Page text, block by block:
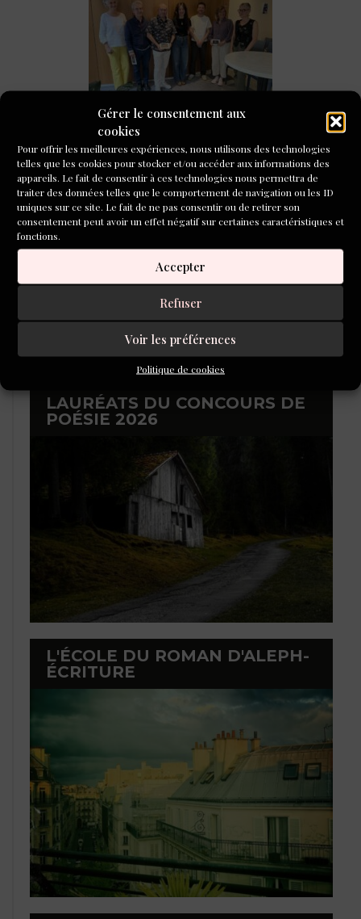
Gérer le consentement aux
cookies
Pour offrir les meilleures expériences, nous utilisons des technologies
telles que les cookies pour stocker et/ou accéder aux informations des
appareils. Le fait de consentir à ces technologies nous permettra de
traiter des données telles que le comportement de navigation ou les ID
uniques sur ce site. Le fait de ne pas consentir ou de retirer son
consentement peut avoir un effet négatif sur certaines caractéristiques et
fonctions.
Accepter
Refuser
Voir les préférences
Politique de cookies
Retour sur la soirée de remise des prix du concours
de poésie 2026
CONCOURS DE NOUVELLES
2026
LAURÉATS DU CONCOURS DE
POÉSIE 2026
L'ÉCOLE DU ROMAN D'ALEPH-
ÉCRITURE